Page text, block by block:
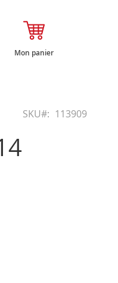
Mon panier
SKU 113909